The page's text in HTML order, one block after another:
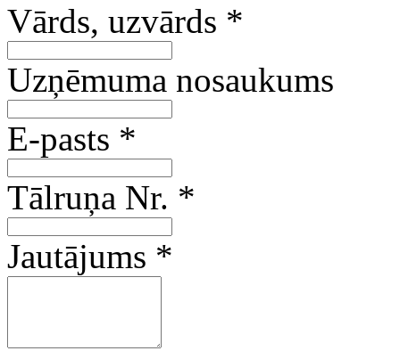
Vārds, uzvārds *
Uzņēmuma nosaukums
E-pasts *
Tālruņa Nr. *
Jautājums *